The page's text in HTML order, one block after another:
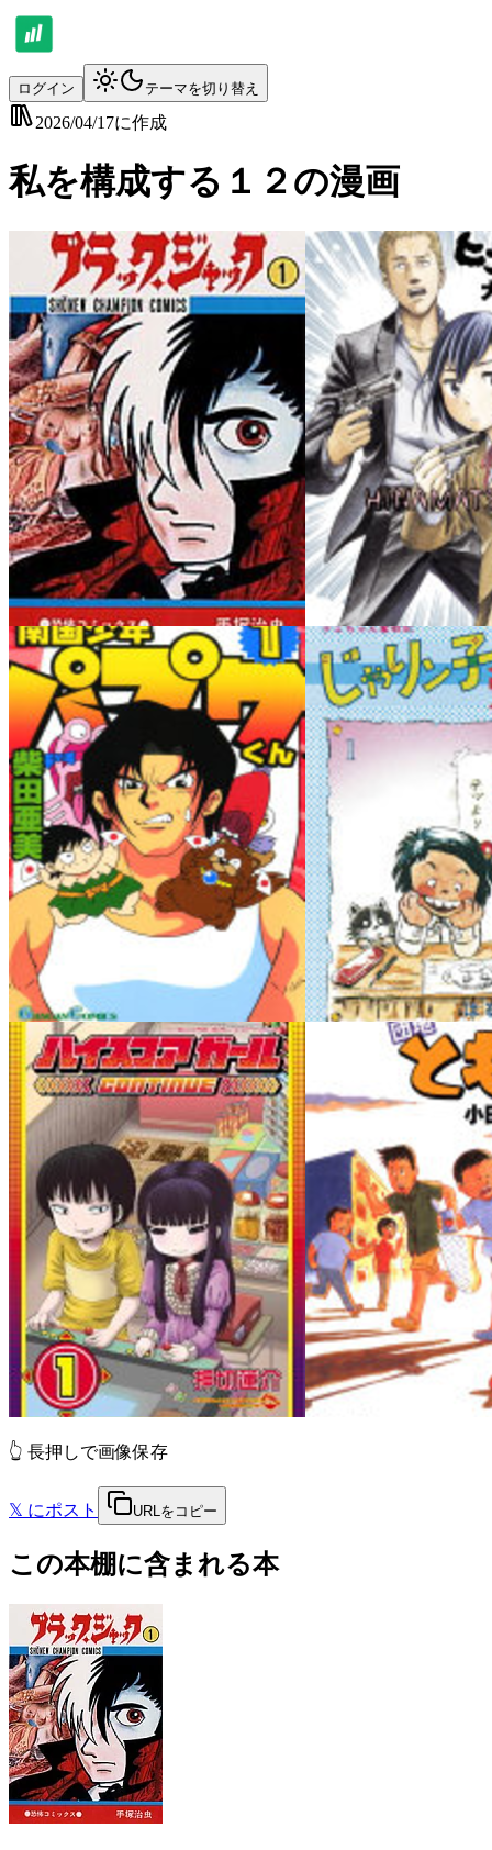
ログイン テーマを切り替え
2026/04/17に作成
私を構成する１２の漫画
👆 長押しで画像保存
𝕏 にポスト URLをコピー
この本棚に含まれる本